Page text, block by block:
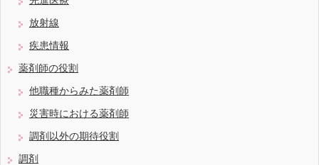
放射線
疾患情報
薬剤師の役割
他職種からみた薬剤師
災害時における薬剤師
調剤以外の期待役割
調剤